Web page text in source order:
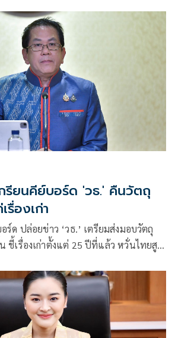
รียนคีย์บอร์ด 'วธ.' คืนวัตถุ
รื่องเก่า
ร์ด ปล่อยข่าว ‘วธ.’ เตรียมส่งมอบวัตถุ
ชี้เรื่องเก่าตั้งแต่ 25 ปีที่แล้ว หวั่นไทยสูญ